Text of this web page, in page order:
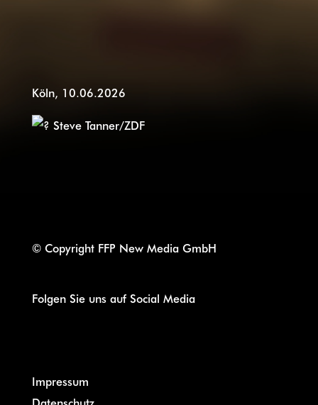
Köln, 10.06.2026
Steve Tanner/ZDF
© Copyright FFP New Media GmbH
Folgen Sie uns auf Social Media
Impressum